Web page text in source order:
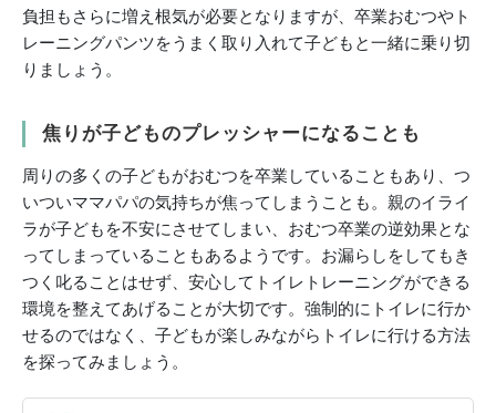
負担もさらに増え根気が必要となりますが、卒業おむつやト
レーニングパンツをうまく取り入れて子どもと一緒に乗り切
りましょう。
焦りが子どものプレッシャーになることも
周りの多くの子どもがおむつを卒業していることもあり、つ
いついママパパの気持ちが焦ってしまうことも。親のイライ
ラが子どもを不安にさせてしまい、おむつ卒業の逆効果とな
ってしまっていることもあるようです。お漏らしをしてもき
つく叱ることはせず、安心してトイレトレーニングができる
環境を整えてあげることが大切です。強制的にトイレに行か
せるのではなく、子どもが楽しみながらトイレに行ける方法
を探ってみましょう。